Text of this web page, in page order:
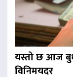
यस्तो छ आज
विनिमयदर